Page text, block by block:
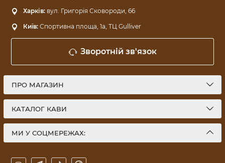
Харків: вул. Григорія Сковороди, 66
Київ: Спортивна площа, 1a, ТЦ Gulliver
Зворотній зв'язок
ПРО МАГАЗИН
КАТАЛОГ КАВИ
МИ У СОЦМЕРЕЖАХ: